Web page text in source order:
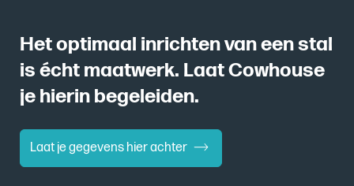
Het optimaal inrichten van een stal
is écht maatwerk. Laat Cowhouse
je hierin begeleiden.
Laat je gegevens hier achter